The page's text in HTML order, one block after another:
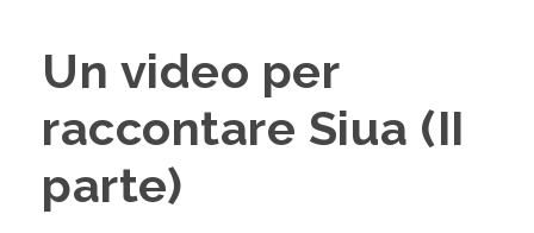
Un video per
raccontare Siua (II
parte)